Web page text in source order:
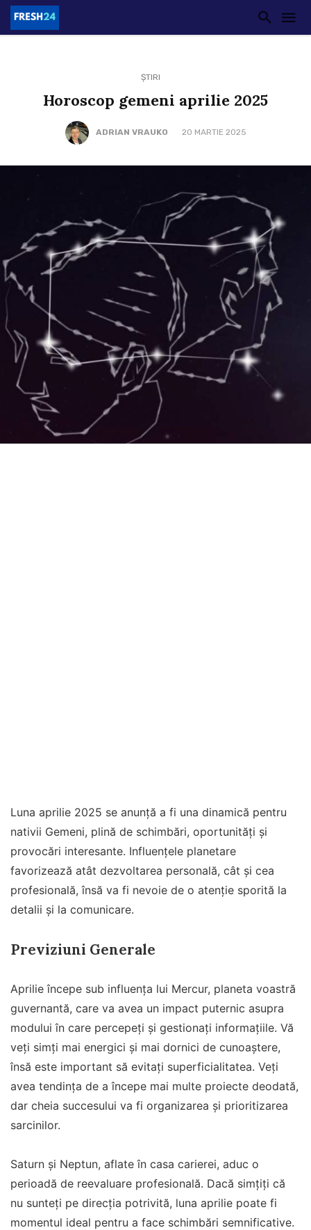
ȘTIRI
Horoscop gemeni aprilie 2025
ADRIAN VRAUKO 20 MARTIE 2025
Luna aprilie 2025 se anunță a fi una dinamică pentru
nativii Gemeni, plină de schimbări, oportunități și
provocări interesante. Influențele planetare
favorizează atât dezvoltarea personală, cât și cea
profesională, însă va fi nevoie de o atenție sporită la
detalii și la comunicare.
Previziuni Generale
Aprilie începe sub influența lui Mercur, planeta voastră
guvernantă, care va avea un impact puternic asupra
modului în care percepeți și gestionați informațiile. Vă
veți simți mai energici și mai dornici de cunoaștere,
însă este important să evitați superficialitatea. Veți
avea tendința de a începe mai multe proiecte deodată,
dar cheia succesului va fi organizarea și prioritizarea
sarcinilor.
Saturn și Neptun, aflate în casa carierei, aduc o
perioadă de reevaluare profesională. Dacă simțiți că
nu sunteți pe direcția potrivită, luna aprilie poate fi
momentul ideal pentru a face schimbări semnificative.